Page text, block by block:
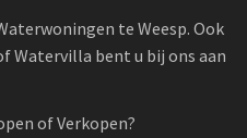
te Weesp. Ook
Watervilla bent u bij ons aan
of Verkopen?